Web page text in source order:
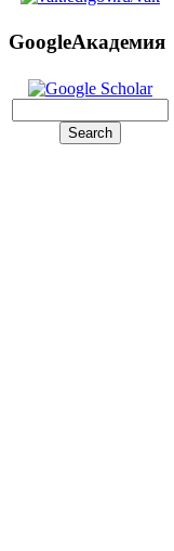
GoogleАкадемия